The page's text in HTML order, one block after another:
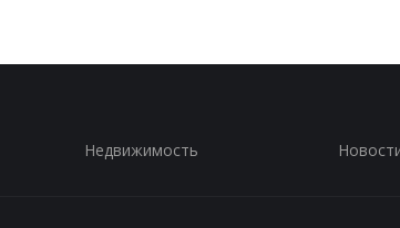
Недвижимость